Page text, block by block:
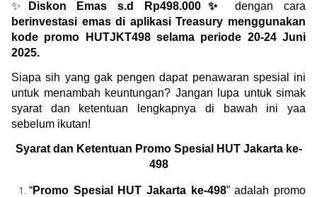
✨
Diskon Emas s.d Rp498.000✨
berinvestasi emas di aplikasi Treasury menggunakan
kode promo HUTJKT498 selama periode 20-24 Juni
2025.
Siapa sih yang gak pengen dapat penawaran spesial ini
untuk menambah keuntungan? Jangan lupa untuk simak
syarat dan ketentuan lengkapnya di bawah ini yaa
sebelum ikutan!
Syarat dan Ketentuan Promo Spesial HUT Jakarta ke-
498
“Promo Spesial HUT Jakarta ke-498” adalah promo